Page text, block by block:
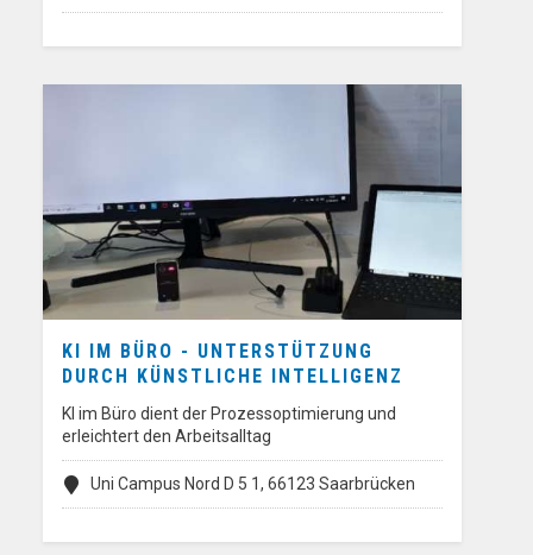
KI IM BÜRO - UNTERSTÜTZUNG
DURCH KÜNSTLICHE INTELLIGENZ
KI im Büro dient der Prozessoptimierung und
erleichtert den Arbeitsalltag
Uni Campus Nord D 5 1, 66123 Saarbrücken